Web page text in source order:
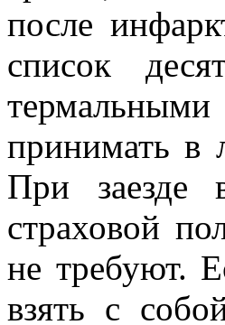
после
список
принимать в
При заезде
страховой
не требуют.
взять с